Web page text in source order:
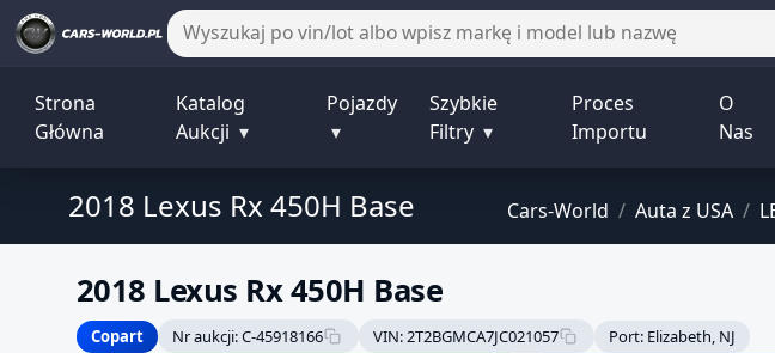
Strona
Główna
Katalog
Aukcji ▾
Pojazdy
▾
Szybkie
Filtry ▾
Proces
Importu
O
Nas
Cars-World / Auta z USA /
2018 Lexus Rx 450H Base
2018 Lexus Rx 450H Base
Copart
Nr aukcji: C-45918166 VIN: 2T2BGMCA7JC021057 Port: Elizabeth, NJ